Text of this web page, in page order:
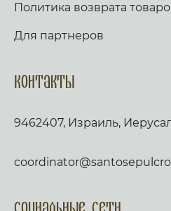
Политика возврата
Для партнеров
Контакты
9462407, Израиль,